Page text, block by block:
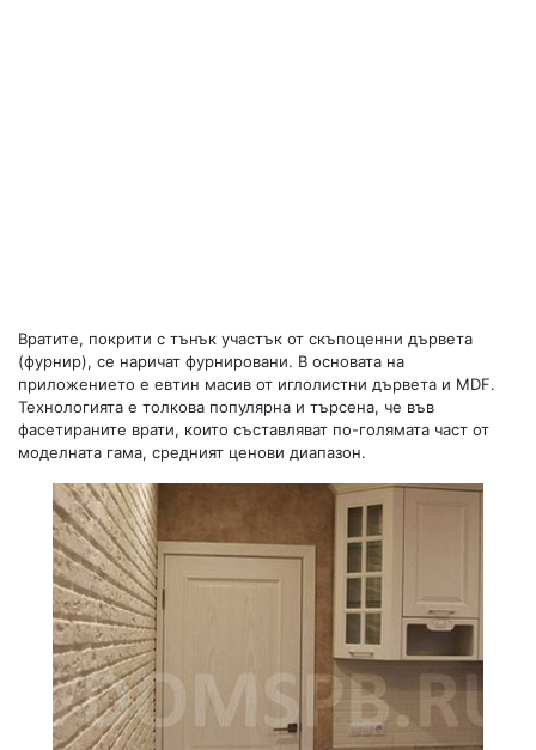
Вратите, покрити с тънък участък от скъпоценни дървета
(фурнир), се наричат ​​фурнировани. В основата на
приложението е евтин масив от иглолистни дървета и MDF.
Технологията е толкова популярна и търсена, че във
фасетираните врати, които съставляват по-голямата част от
моделната гама, средният ценови диапазон.